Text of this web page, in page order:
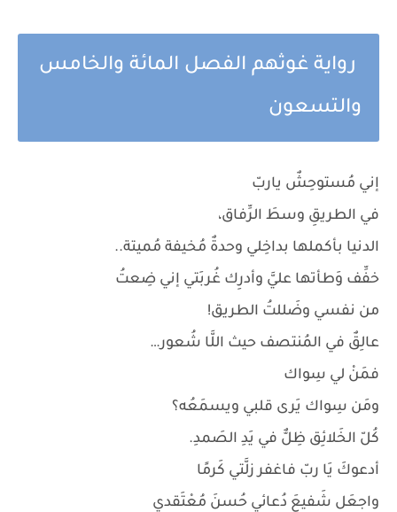
رواية غوثهم الفصل المائة والخامس
والتسعون
إني مُستوحِشٌ ياربّ
في الطريقِ وسطَ الرِّفاق،
الدنيا بأكملها بداخِلي وحدةٌ مُخيفة مُميتة..
خفِّف وَطأتها عليَّ وأدرِك غُربَتي إني ضِعتُ
من نفسي وضَللتُ الطريق!
عالِقٌ في المُنتصف حيث اللَّا شُعور…
فمَنْ لي سِواك
ومَن سِواك يَرى قلبي ويسمَعُه؟
كُلّ الخَلائِق ظِلٌّ في يَدِ الصَمدِ.
أدعوكَ يَا ربّ فاغفر زلَّتي كَرمًا
واجعَل شَفيعَ دُعائي حُسنَ مُعْتَقدي